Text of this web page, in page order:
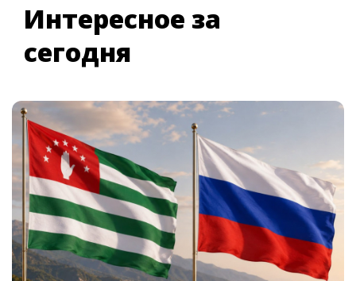
Интересное за
сегодня